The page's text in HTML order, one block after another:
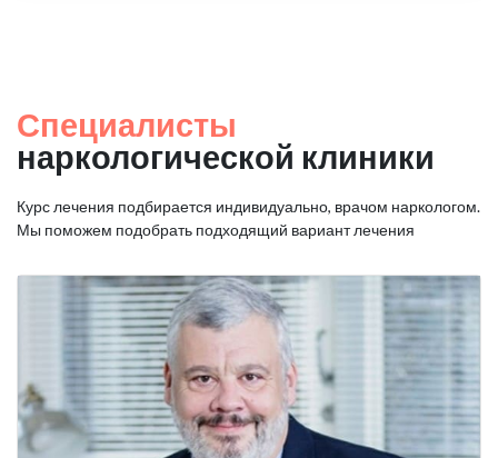
Специалисты
наркологической клиники
Курс лечения подбирается индивидуально, врачом наркологом.
Мы поможем подобрать подходящий вариант лечения